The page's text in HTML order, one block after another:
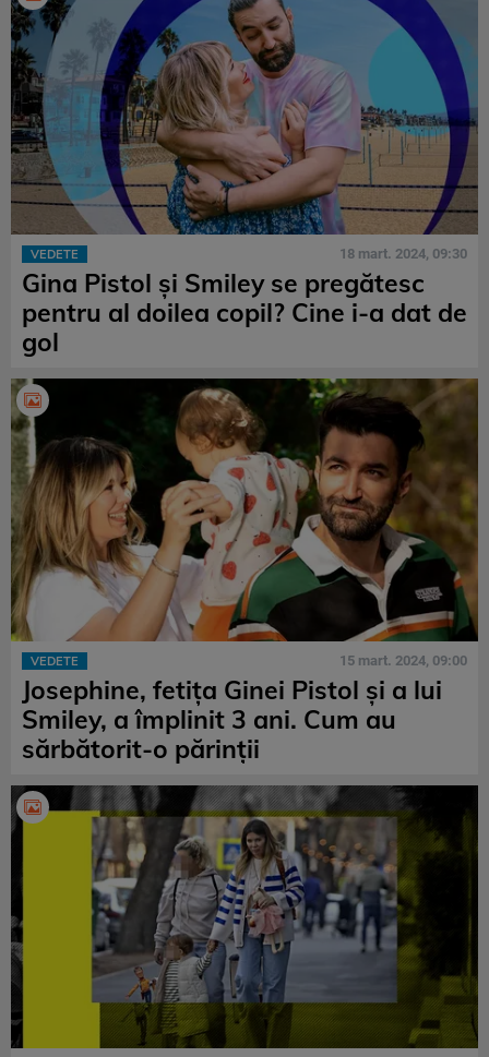
VEDETE 18 mart. 2024, 09:30
Gina Pistol și Smiley se pregătesc
pentru al doilea copil? Cine i-a dat de
gol
VEDETE 15 mart. 2024, 09:00
Josephine, fetița Ginei Pistol și a lui
Smiley, a împlinit 3 ani. Cum au
sărbătorit-o părinții